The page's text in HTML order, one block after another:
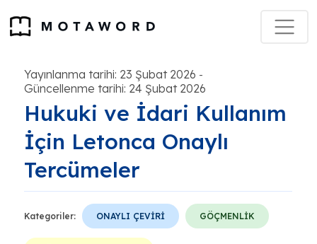
Yayınlanma tarihi: 23 Şubat 2026 -
Güncellenme tarihi: 24 Şubat 2026
Hukuki ve İdari Kullanım
İçin Letonca Onaylı
Tercümeler
Kategoriler: ONAYLI ÇEVİRİ GÖÇMENLİK